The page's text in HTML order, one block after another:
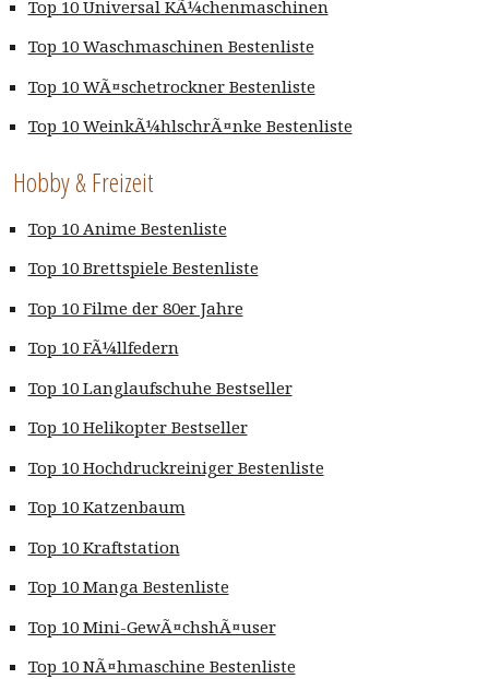
Top 10 Universal KÃ¼chenmaschinen
Top 10 Waschmaschinen Bestenliste
Top 10 WÃ¤schetrockner Bestenliste
Top 10 WeinkÃ¼hlschrÃ¤nke Bestenliste
Hobby & Freizeit
Top 10 Anime Bestenliste
Top 10 Brettspiele Bestenliste
Top 10 Filme der 80er Jahre
Top 10 FÃ¼llfedern
Top 10 Langlaufschuhe Bestseller
Top 10 Helikopter Bestseller
Top 10 Hochdruckreiniger Bestenliste
Top 10 Katzenbaum
Top 10 Kraftstation
Top 10 Manga Bestenliste
Top 10 Mini-GewÃ¤chshÃ¤user
Top 10 NÃ¤hmaschine Bestenliste